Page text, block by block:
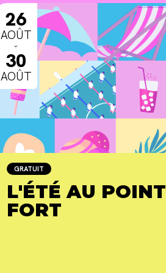
26
AOÛT
ˇ
30
AOÛT
GRATUIT
L'ÉTÉ AU POINT
FORT